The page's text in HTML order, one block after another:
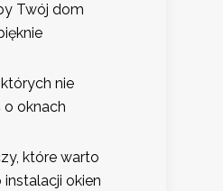
Twój dom
nie
o oknach
które warto
okien